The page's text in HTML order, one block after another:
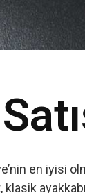
en iyisi